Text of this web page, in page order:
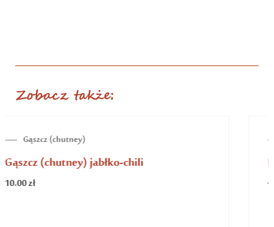
Zobacz także:
Kiszonki
Dynia kiszona z imbirem
10.00